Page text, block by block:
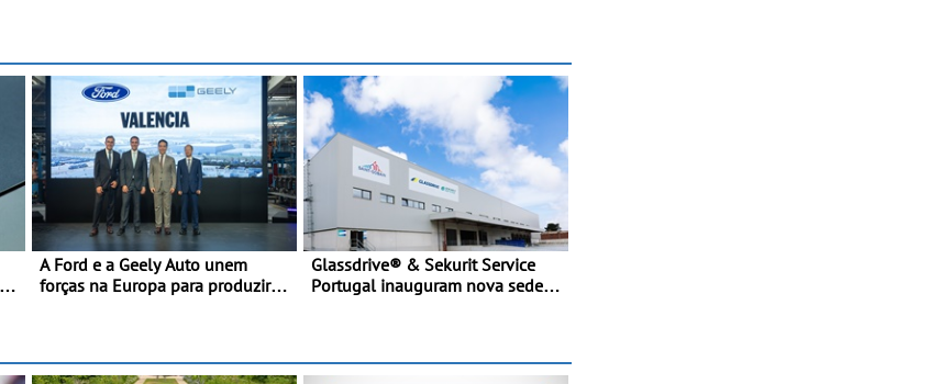
A Ford e a Geely Auto unem
forças na Europa para produzir
Glassdrive® & Sekurit Service
Portugal inauguram nova sede
portefólio e melhoria dos prazos